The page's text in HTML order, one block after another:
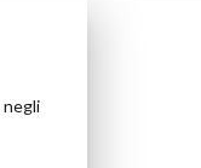
negli